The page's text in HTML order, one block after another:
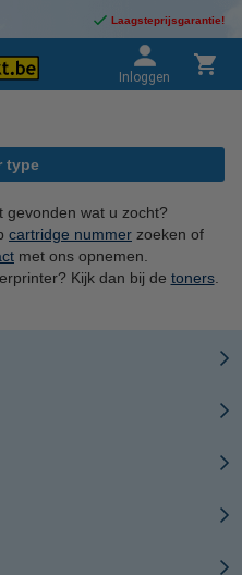
Laagsteprijsgarantie!
Inloggen
type
gevonden wat u zocht?
cartridge nummer zoeken of
met ons opnemen.
Kijk dan bij de toners.